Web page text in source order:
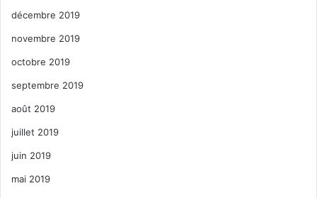
décembre 2019
novembre 2019
octobre 2019
septembre 2019
août 2019
juillet 2019
juin 2019
mai 2019